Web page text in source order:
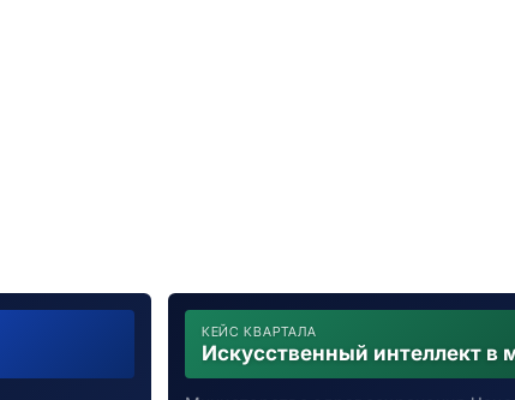
КЕЙС КВАРТАЛА
Искусственный интеллект в